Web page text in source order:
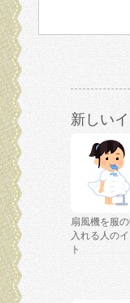
新しい
扇風機を服
入れる人の
ト